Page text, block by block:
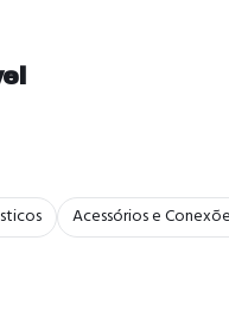
Acessórios e